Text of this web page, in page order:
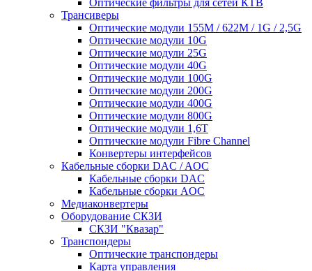
Оптические фильтры для сетей КТВ
Трансиверы
Оптические модули 155M / 622M / 1G / 2,5G
Оптические модули 10G
Оптические модули 25G
Оптические модули 40G
Оптические модули 100G
Оптические модули 200G
Оптические модули 400G
Оптические модули 800G
Оптические модули 1,6T
Оптические модули Fibre Channel
Конвертеры интерфейсов
Кабельные сборки DAC / AOC
Кабельные сборки DAC
Кабельные сборки AOC
Медиаконвертеры
Оборудование СКЗИ
СКЗИ "Квазар"
Транспондеры
Оптические транспондеры
Карта управления